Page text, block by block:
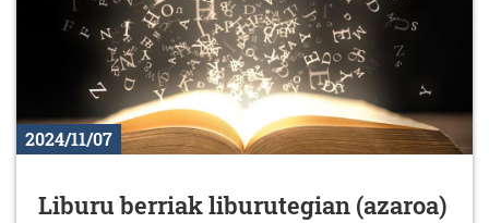
2024/11/07
Liburu berriak liburutegian (azaroa)